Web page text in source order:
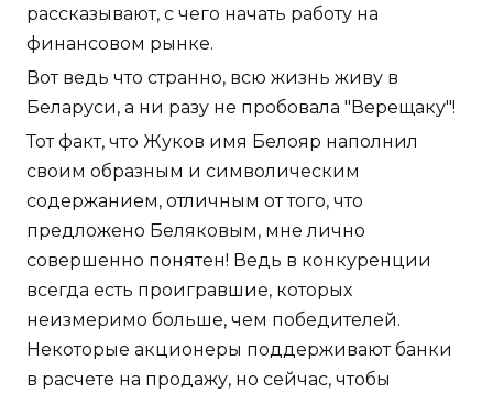
рассказывают, с чего начать работу на
финансовом рынке.
Вот ведь что странно, всю жизнь живу в
Беларуси, а ни разу не пробовала "Верещаку"!
Тот факт, что Жуков имя Белояр наполнил
своим образным и символическим
содержанием, отличным от того, что
предложено Беляковым, мне лично
совершенно понятен! Ведь в конкуренции
всегда есть проигравшие, которых
неизмеримо больше, чем победителей.
Некоторые акционеры поддерживают банки
в расчете на продажу, но сейчас, чтобы